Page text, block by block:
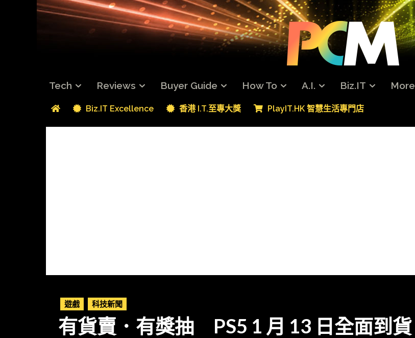
Tech Reviews Buyer Guide How To A.I. Biz.IT More
Biz.IT Excellence 香港 I.T.至專大獎 PlayIT.HK 智慧生活專門店
遊戲 科技新聞
有貨賣．有獎抽 PS5 1 月 13 日全面到貨